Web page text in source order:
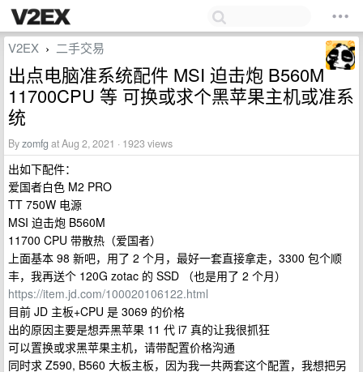
V2EX › 二手交易
出点电脑准系统配件 MSI 迫击炮 B560M
11700CPU 等 可换或求个黑苹果主机或准系
统
Byzomfg at Aug 2, 2021 · 1923 views
出如下配件：
爱国者白色 M2 PRO
TT 750W 电源
MSI 迫击炮 B560M
11700 CPU 带散热（爱国者）
上面基本 98 新吧，用了 2 个月，最好一套直接拿走，3300 包个顺
丰，我再送个 120G zotac 的 SSD （也是用了 2 个月）
https://item.jd.com/100020106122.html
目前 JD 主板+CPU 是 3069 的价格
出的原因主要是想弄黑苹果 11 代 i7 真的让我很抓狂
可以置换或求黑苹果主机，请带配置价格沟通
同时求 Z590, B560 大板主板，因为我一共两套这个配置，我想把另